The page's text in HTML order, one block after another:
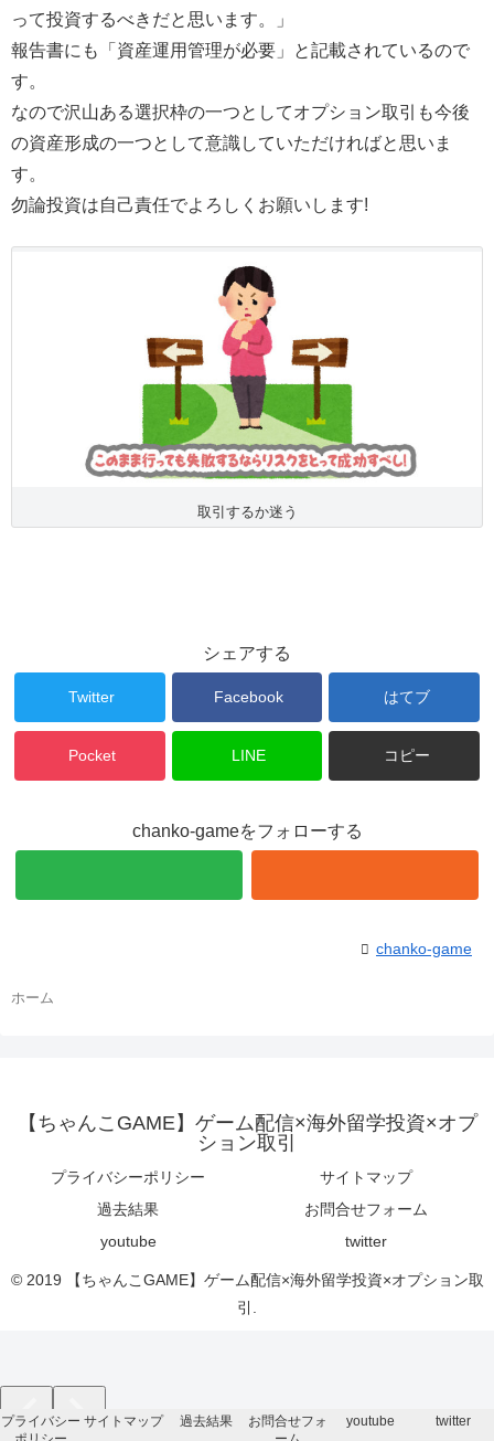
って投資するべきだと思います。」
報告書にも「資産運用管理が必要」と記載されているので
す。
なので沢山ある選択枠の一つとしてオプション取引も今後
の資産形成の一つとして意識していただければと思いま
す。
勿論投資は自己責任でよろしくお願いします!
取引するか迷う
シェアする
Twitter Facebook はてブ
Pocket LINE コピー
chanko-gameをフォローする
chanko-game
ホーム
【ちゃんこGAME】ゲーム配信×海外留学投資×オプ
ション取引
プライバシーポリシー
サイトマップ
過去結果
お問合せフォーム
youtube
twitter
© 2019 【ちゃんこGAME】ゲーム配信×海外留学投資×オプション取
引.
プライバシー サイトマップ 過去結果
お問合せフォ
youtube twitter